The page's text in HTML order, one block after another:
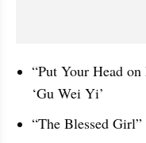
“Put Your Head
‘Gu Wei Yi’
“The Blessed